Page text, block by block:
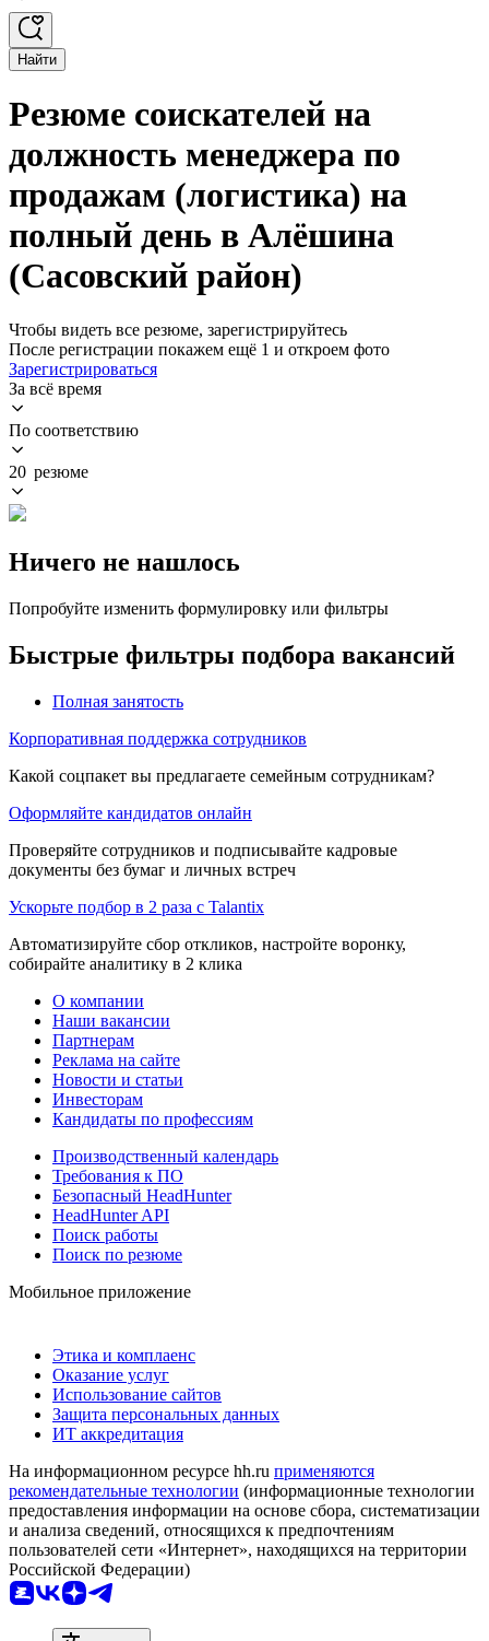
Найти
Резюме соискателей на
должность менеджера по
продажам (логистика) на
полный день в Алёшина
(Сасовский район)
Чтобы видеть все резюме, зарегистрируйтесь
После регистрации покажем ещё 1 и откроем фото
Зарегистрироваться
За всё время
По соответствию
20 резюме
Ничего не нашлось
Попробуйте изменить формулировку или фильтры
Быстрые фильтры подбора вакансий
Полная занятость
Корпоративная поддержка сотрудников
Какой соцпакет вы предлагаете семейным сотрудникам?
Оформляйте кандидатов онлайн
Проверяйте сотрудников и подписывайте кадровые
документы без бумаг и личных встреч
Ускорьте подбор в 2 раза с Talantix
Автоматизируйте сбор откликов, настройте воронку,
собирайте аналитику в 2 клика
О компании
Наши вакансии
Партнерам
Реклама на сайте
Новости и статьи
Инвесторам
Кандидаты по профессиям
Производственный календарь
Требования к ПО
Безопасный HeadHunter
HeadHunter API
Поиск работы
Поиск по резюме
Мобильное приложение
Этика и комплаенс
Оказание услуг
Использование сайтов
Защита персональных данных
ИТ аккредитация
На информационном ресурсе hh.ru применяются
рекомендательные технологии (информационные технологии
предоставления информации на основе сбора, систематизации
и анализа сведений, относящихся к предпочтениям
пользователей сети «Интернет», находящихся на территории
Российской Федерации)